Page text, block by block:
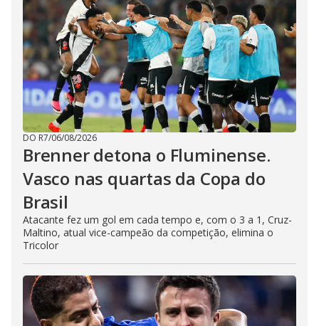
DO R7/06/08/2026
Brenner detona o Fluminense.
Vasco nas quartas da Copa do
Brasil
Atacante fez um gol em cada tempo e, com o 3 a 1, Cruz-
Maltino, atual vice-campeão da competição, elimina o
Tricolor